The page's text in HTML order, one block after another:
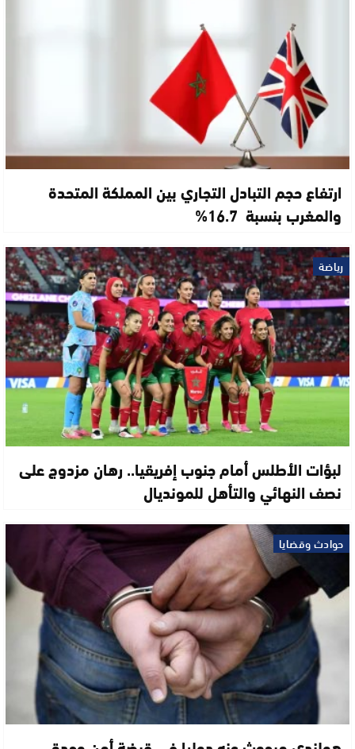
ارتفاع حجم التبادل التجاري بين المملكة المتحدة
والمغرب بنسبة 16.7%
رياضة
لبؤات الأطلس أمام جنوب إفريقيا.. رهان مزدوج على
نصف النهائي والتأهل للمونديال
حوادث وقضايا